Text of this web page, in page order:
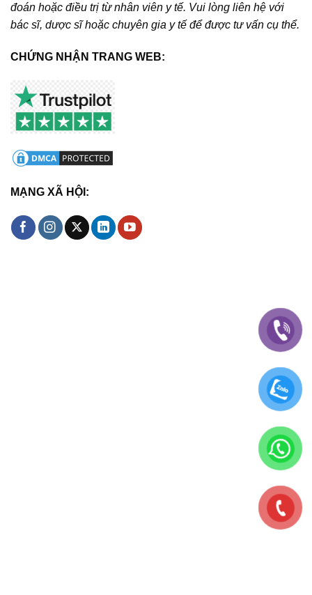
đoán hoặc điều trị từ nhân viên y tế. Vui lòng liên hệ với
bác sĩ, dược sĩ hoặc chuyên gia y tế để được tư vấn cụ thể.
CHỨNG NHẬN TRANG WEB:
MẠNG XÃ HỘI: